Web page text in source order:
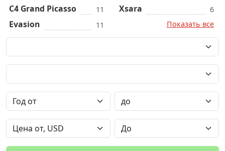
C4 Grand Picasso 11
Evasion 11
Xsara
6
Показать все